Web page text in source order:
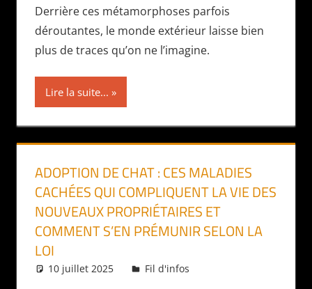
Derrière ces métamorphoses parfois
déroutantes, le monde extérieur laisse bien
plus de traces qu’on ne l’imagine.
Lire la suite...
ADOPTION DE CHAT : CES MALADIES
CACHÉES QUI COMPLIQUENT LA VIE DES
NOUVEAUX PROPRIÉTAIRES ET
COMMENT S’EN PRÉMUNIR SELON LA
LOI
10 juillet 2025 Daniel
Fil d'infos